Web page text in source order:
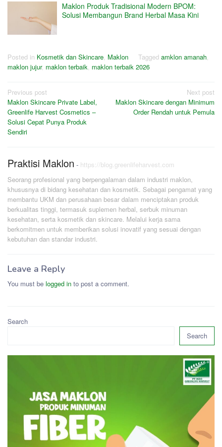
Maklon Produk Tradisional Modern BPOM:
Solusi Membangun Brand Herbal Masa Kini
Posted in Kosmetik dan Skincare, Maklon Tagged amklon amanah,
maklon jujur, maklon terbaik, maklon terbaik 2026
Post
navigation
Previous post
Maklon Skincare Private Label,
Greenlife Harvest Cosmetics –
Solusi Cepat Punya Produk
Sendiri
Next post
Maklon Skincare dengan Minimum
Order Rendah untuk Pemula
Praktisi Maklon - https://blog.greenlifeharvest.com
Seorang profesional yang berpengalaman dalam industri maklon,
khususnya di bidang kesehatan dan kosmetik. Sebagai pengamat yang
membantu UKM dan perusahaan besar dalam menciptakan produk
berkualitas tinggi, termasuk suplemen herbal, serbuk minuman
kesehatan, serta kosmetik dan skincare. Melalui kerja sama
berkomitmen untuk memberikan solusi inovatif yang sesuai dengan
kebutuhan dan standar industri.
Leave a Reply
You must be logged in to post a comment.
Search
Search